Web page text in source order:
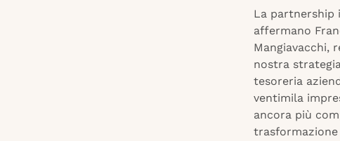
La partnership
affermano
Mangiavacchi,
nostra
tesoreria
ventimila
ancora più
trasformazione